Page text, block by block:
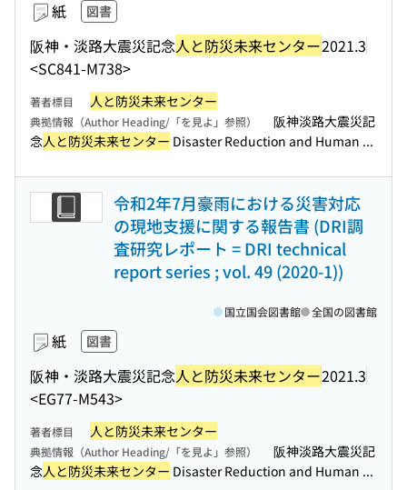
紙 図書
阪神・淡路大震災記念人と防災未来センター2021.3
<SC841-M738>
著者標目 人と防災未来センター
典拠情報（Author Heading/「を見よ」参照）
阪神淡路大震災記
念人と防災未来センター Disaster Reduction and Human ...
令和2年7月豪雨における災害対応
の現地支援に関する報告書 (DRI調
査研究レポート = DRI technical
report series ; vol. 49 (2020-1))
紙 図書
阪神・淡路大震災記念人と防災未来センター2021.3
<EG77-M543>
国立国会図書館 全国の図書館
著者標目 人と防災未来センター
典拠情報（Author Heading/「を見よ」参照）
阪神淡路大震災記
念人と防災未来センター Disaster Reduction and Human ...